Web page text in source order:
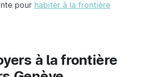
pour habiter à la frontière
à la frontière